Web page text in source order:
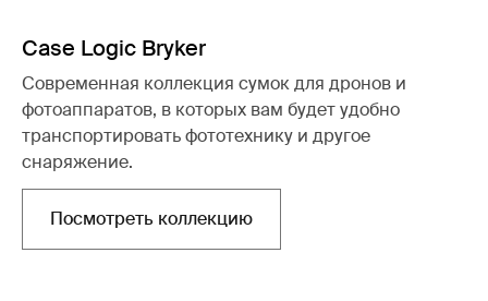
Case Logic Bryker
Современная коллекция сумок для дронов и
фотоаппаратов, в которых вам будет удобно
транспортировать фототехнику и другое
снаряжение.
Посмотреть коллекциюОткрывается в новой вкладке